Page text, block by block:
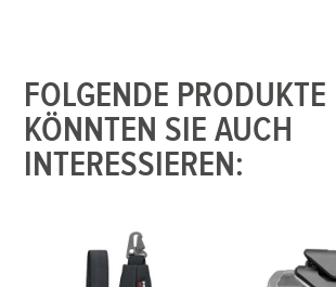
FOLGENDE PRODUKTE
KÖNNTEN SIE AUCH
INTERESSIEREN: